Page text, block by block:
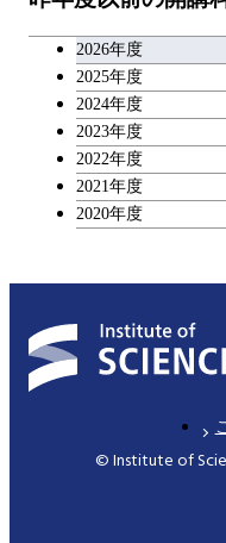
2026年度
2025年度
2024年度
2023年度
2022年度
2021年度
2020年度
© Institute of